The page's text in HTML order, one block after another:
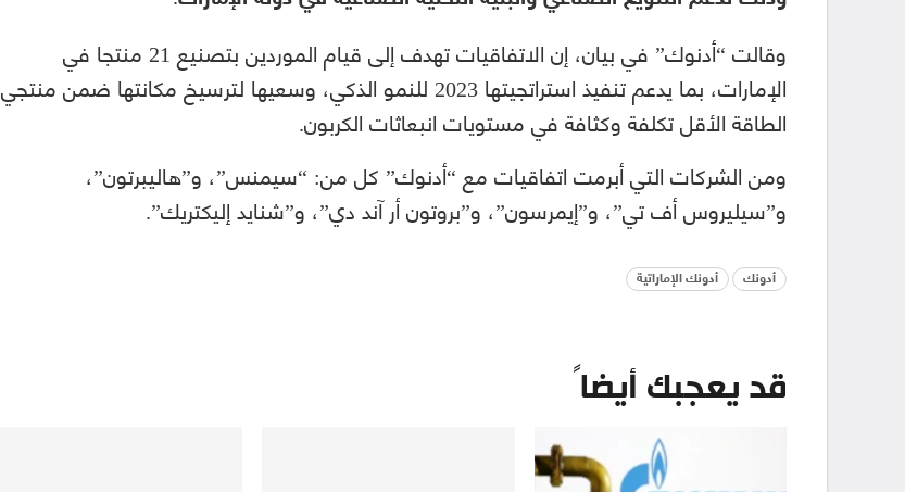
وقالت “أدنوك” في بيان، إن الاتفاقيات تهدف إلى قيام الموردين بتصنيع 21 منتجا في
الإمارات، بما يدعم تنفيذ استراتجيتها 2023 للنمو الذكي، وسعيها لترسيخ مكانتها ضمن منتجي
الطاقة الأقل تكلفة وكثافة في مستويات انبعاثات الكربون.
ومن الشركات التي أبرمت اتفاقيات مع “أدنوك” كل من: “سيمنس”، و”هاليبرتون”،
و”سيليروس أف تي”، و”إيمرسون”، و”بروتون أر آند دي”، و”شنايد إليكتريك”.
أدونك أدونك الإماراتية
قد يعجبك أيضاً